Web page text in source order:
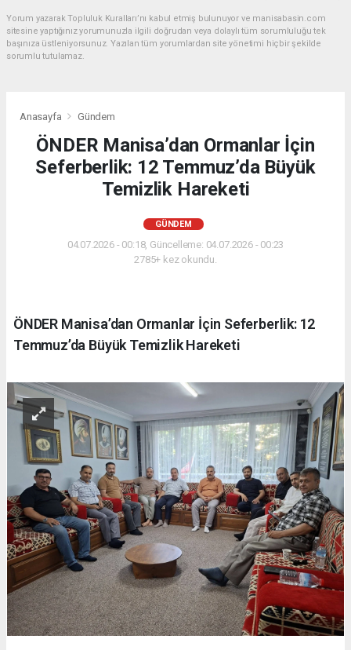
Yorum yazarak Topluluk Kuralları’nı kabul etmiş bulunuyor ve manisabasin.com
sitesine yaptığınız yorumunuzla ilgili doğrudan veya dolaylı tüm sorumluluğu tek
başınıza üstleniyorsunuz. Yazılan tüm yorumlardan site yönetimi hiçbir şekilde
sorumlu tutulamaz.
Anasayfa Gündem
ÖNDER Manisa’dan Ormanlar İçin
Seferberlik: 12 Temmuz’da Büyük
Temizlik Hareketi
GÜNDEM
04.07.2026 - 00:18, Güncelleme: 04.07.2026 - 00:23
2785+ kez okundu.
ÖNDER Manisa’dan Ormanlar İçin Seferberlik: 12
Temmuz’da Büyük Temizlik Hareketi